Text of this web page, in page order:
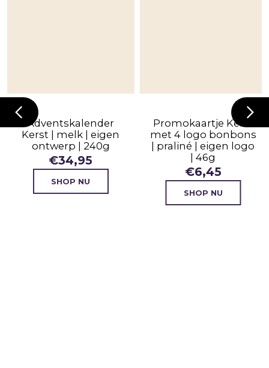
Adventskalender
Kerst | melk | eigen
ontwerp | 240g
€34,95
SHOP NU
Promokaartje Kerst
met 4 logo bonbons
| praliné | eigen logo
| 46g
€6,45
SHOP NU